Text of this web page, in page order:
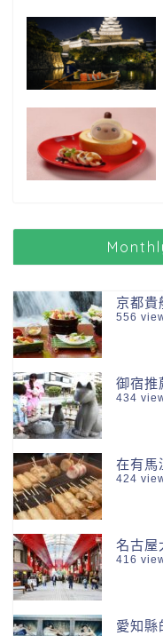
京都貴
556
御宿推
434
在有馬
424
名古屋
416
愛知縣